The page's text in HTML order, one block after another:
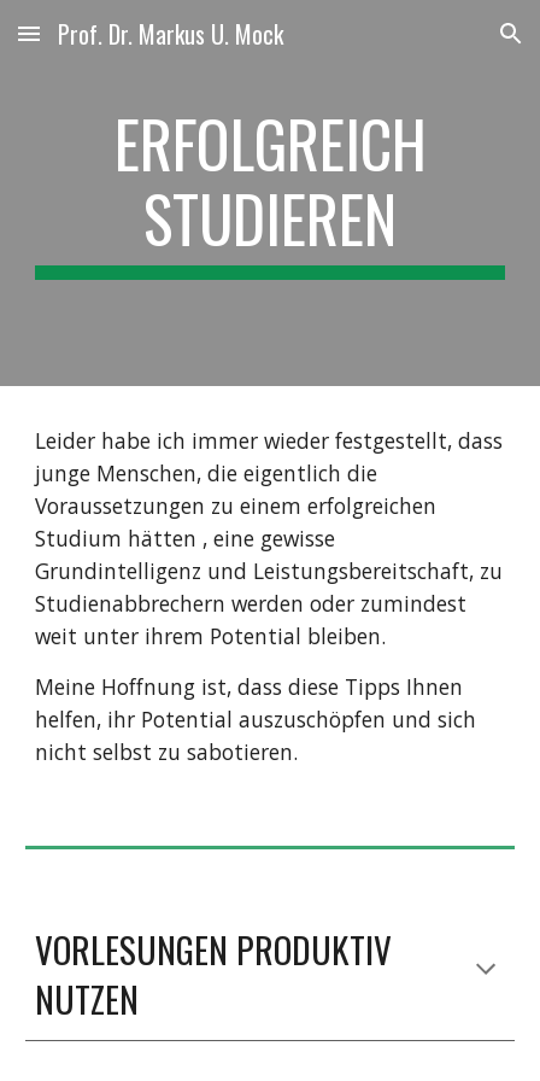
Skip to main content Skip to navigation
Prof. Dr. Markus U. Mock
ERFOLGREICH
STUDIEREN
Leider habe ich immer wieder festgestellt, dass
junge Menschen, die eigentlich die
Voraussetzungen zu einem erfolgreichen
Studium hätten , eine gewisse
Grundintelligenz und Leistungsbereitschaft, zu
Studienabbrechern werden oder zumindest
weit unter ihrem Potential bleiben.
Meine Hoffnung ist, dass diese Tipps Ihnen
helfen, ihr Potential auszuschöpfen und sich
nicht selbst zu sabotieren.
VORLESUNGEN PRODUKTIV
NUTZEN